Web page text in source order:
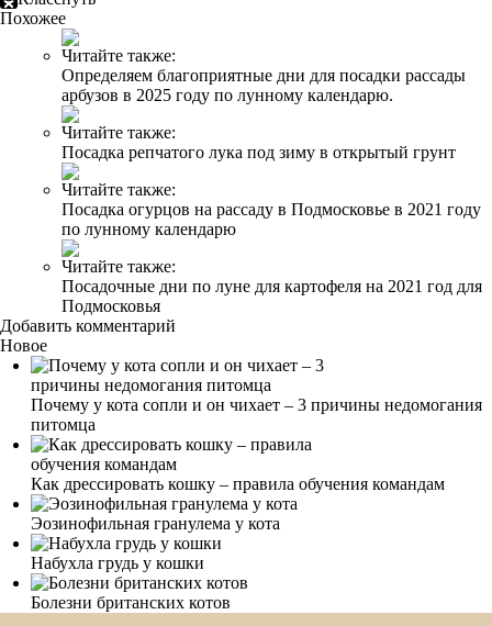
Похожее
Читайте также:
Определяем благоприятные дни для посадки рассады
арбузов в 2025 году по лунному календарю.
Читайте также:
Посадка репчатого лука под зиму в открытый грунт
Читайте также:
Посадка огурцов на рассаду в Подмосковье в 2021 году
по лунному календарю
Читайте также:
Посадочные дни по луне для картофеля на 2021 год для
Подмосковья
Добавить комментарий
Новое
Почему у кота сопли и он чихает – 3 причины недомогания
питомца
Как дрессировать кошку – правила обучения командам
Эозинофильная гранулема у кота
Набухла грудь у кошки
Болезни британских котов